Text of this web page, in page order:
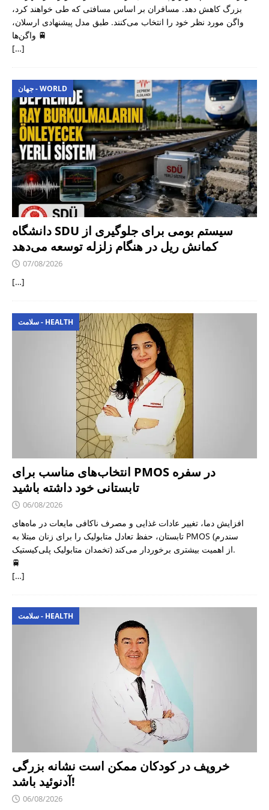
بزرگ کاهش دهد. مسافران بر اساس مسافتی که طی خواهند کرد،
واگن مورد نظر خود را انتخاب می‌کنند. طبق مدل پیشنهادی ارسلان،
واگن‌ها 🚆
[…]
جهان - WORLD
دانشگاه SDU سیستم بومی برای جلوگیری از
کمانش ریل در هنگام زلزله توسعه می‌دهد
07/08/2026
[…]
سلامت - HEALTH
انتخاب‌های مناسب برای PMOS در سفره
تابستانی خود داشته باشید
06/08/2026
افزایش دما، تغییر عادات غذایی و مصرف ناکافی مایعات در ماه‌های
تابستان، حفظ تعادل متابولیک را برای زنان مبتلا به PMOS (سندرم
تخمدان متابولیک پلی‌کیستیک) از اهمیت بیشتری برخوردار می‌کند.
🚆
[…]
سلامت - HEALTH
خروپف در کودکان ممکن است نشانه بزرگی
آدنوئید باشد!
06/08/2026